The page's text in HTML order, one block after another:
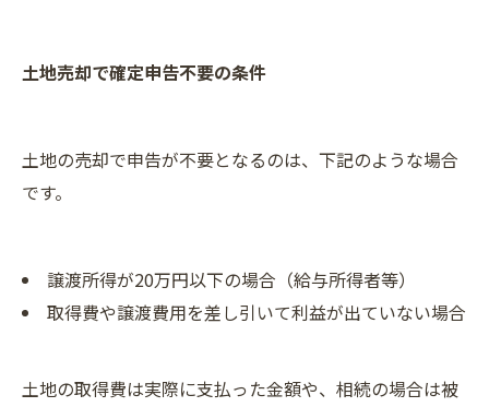
土地売却で確定申告不要の条件
土地の売却で申告が不要となるのは、下記のような場合
です。
譲渡所得が20万円以下の場合（給与所得者等）
取得費や譲渡費用を差し引いて利益が出ていない場合
土地の取得費は実際に支払った金額や、相続の場合は被